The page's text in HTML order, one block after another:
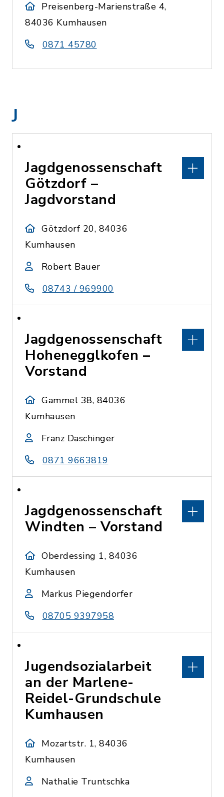
Preisenberg-Marienstraße 4,
84036 Kumhausen
0871 45780
J
Jagdgenossenschaft
Götzdorf –
Jagdvorstand
Götzdorf 20, 84036
Kumhausen
Robert Bauer
08743 / 969900
Jagdgenossenschaft
Hohenegglkofen –
Vorstand
Gammel 38, 84036
Kumhausen
Franz Daschinger
0871 9663819
Jagdgenossenschaft
Windten – Vorstand
Oberdessing 1, 84036
Kumhausen
Markus Piegendorfer
08705 9397958
Jugendsozialarbeit
an der Marlene-
Reidel-Grundschule
Kumhausen
Mozartstr. 1, 84036
Kumhausen
Nathalie Truntschka